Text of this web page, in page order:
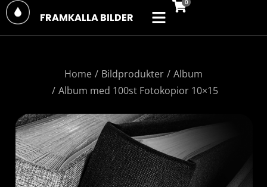
FRAMKALLA BILDER
You are here:
Home Bildprodukter
Album
Album med 100st Fotokopior 10×15